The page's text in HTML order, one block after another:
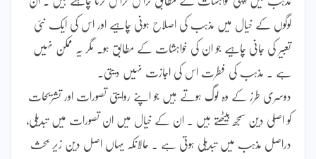
لوگوں کے خیال میں مذہب کی اصلاح ہونی چاہیے اور اس کی ایک نئی
تعبیر کی جانی چاہیے جو ان کی خواہشات کے مطابق ہو۔ مگر یہ ممکن نہیں
ہے ۔ مذہب کی فطرت اس کی اجازت نہیں دیتی۔
دوسری طرز کے وہ لوگ ہوتے ہیں جو اپنے روایتی تصورات اور تشریحات
کو اصلی دین سمجھ بیٹھتے ہیں ۔ ان کے خیال میں ان تصورات میں تبدیلی،
دراصل مذہب میں تبدیلی ہوتی ہے ۔ حالانکہ یہاں اصل دین زیر بحث